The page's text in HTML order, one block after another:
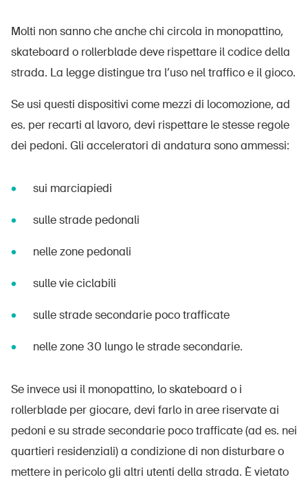
Molti non sanno che anche chi circola in monopattino,
skateboard o rollerblade deve rispettare il codice della
strada. La legge distingue tra l’uso nel traffico e il gioco.
Se usi questi dispositivi come mezzi di locomozione, ad
es. per recarti al lavoro, devi rispettare le stesse regole
dei pedoni. Gli acceleratori di andatura sono ammessi:
sui marciapiedi
sulle strade pedonali
nelle zone pedonali
sulle vie ciclabili
sulle strade secondarie poco trafficate
nelle zone 30 lungo le strade secondarie.
Se invece usi il monopattino, lo skateboard o i
rollerblade per giocare, devi farlo in aree riservate ai
pedoni e su strade secondarie poco trafficate (ad es. nei
quartieri residenziali) a condizione di non disturbare o
mettere in pericolo gli altri utenti della strada. È vietato